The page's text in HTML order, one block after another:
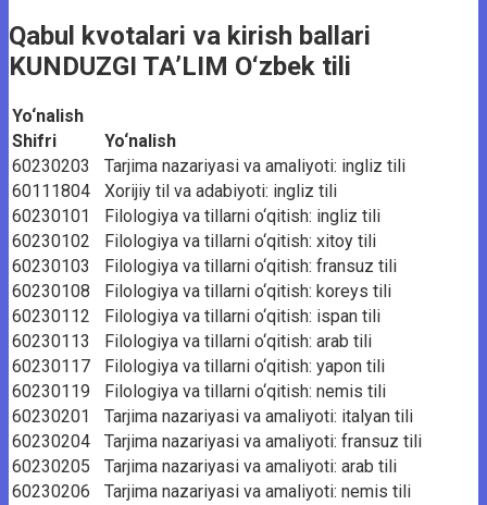
Qabul kvotalari va kirish ballari
KUNDUZGI TA’LIM O‘zbek tili
Yo‘nalish
Shifri
Yo‘nalish
60230203
Tarjima nazariyasi va amaliyoti: ingliz tili
60111804
Xorijiy til va adabiyoti: ingliz tili
60230101
Filologiya va tillarni o‘qitish: ingliz tili
60230102
Filologiya va tillarni o‘qitish: xitoy tili
60230103
Filologiya va tillarni o‘qitish: fransuz tili
60230108
Filologiya va tillarni o‘qitish: koreys tili
60230112
Filologiya va tillarni o‘qitish: ispan tili
60230113
Filologiya va tillarni o‘qitish: arab tili
60230117
Filologiya va tillarni o‘qitish: yapon tili
60230119
Filologiya va tillarni o‘qitish: nemis tili
60230201
Tarjima nazariyasi va amaliyoti: italyan tili
60230204
Tarjima nazariyasi va amaliyoti: fransuz tili
60230205
Tarjima nazariyasi va amaliyoti: arab tili
60230206
Tarjima nazariyasi va amaliyoti: nemis tili